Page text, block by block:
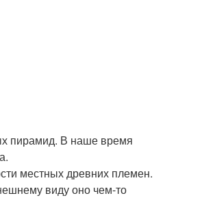
пирамид. В наше время
местных древних племен.
виду оно чем-то